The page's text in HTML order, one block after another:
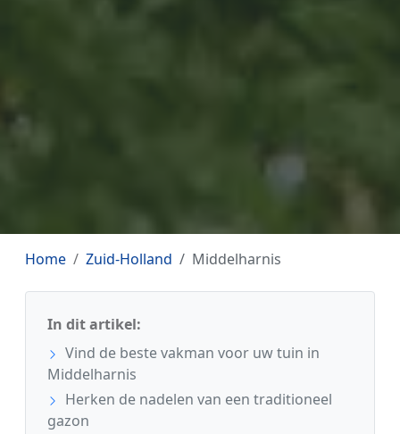
Home Zuid-Holland Middelharnis
In dit artikel:
Vind de beste vakman voor uw tuin in
Middelharnis
Herken de nadelen van een traditioneel
gazon